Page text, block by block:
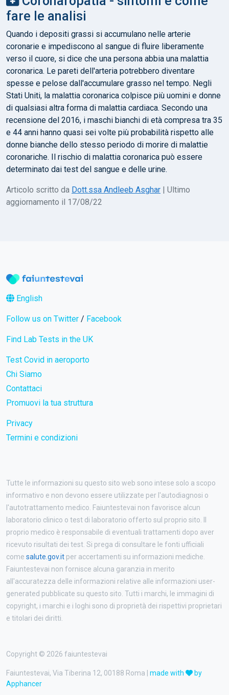
fare le analisi
Quando i depositi grassi si accumulano nelle arterie
coronarie e impediscono al sangue di fluire liberamente
verso il cuore, si dice che una persona abbia una malattia
coronarica. Le pareti dell'arteria potrebbero diventare
spesse e pelose dall'accumulare grasso nel tempo. Negli
Stati Uniti, la malattia coronarica colpisce più uomini e donne
di qualsiasi altra forma di malattia cardiaca. Secondo una
recensione del 2016, i maschi bianchi di età compresa tra 35
e 44 anni hanno quasi sei volte più probabilità rispetto alle
donne bianche dello stesso periodo di morire di malattie
coronariche. Il rischio di malattia coronarica può essere
determinato dai test del sangue e delle urine.
Articolo scritto da Dott.ssa Andleeb Asghar | Ultimo
aggiornamento il 17/08/22
English
Follow us on Twitter / Facebook
Find Lab Tests in the UK
Test Covid in aeroporto
Chi Siamo
Contattaci
Promuovi la tua struttura
Privacy
Termini e condizioni
Tutte le informazioni su questo sito web sono intese solo a scopo
informativo e non devono essere utilizzate per l'autodiagnosi o
l'autotrattamento medico. Faiuntestevai non favorisce alcun
laboratorio clinico o test di laboratorio offerto sul proprio sito. Il
proprio medico è responsabile di eventuali trattamenti dopo aver
ricevuto risultati dei test. Si prega di consultare le fonti ufficiali
come salute.gov.it per accertamenti su informazioni mediche.
Faiuntestevai non fornisce alcuna garanzia in merito
all'accuratezza delle informazioni relative alle informazioni user-
generated pubblicate su questo sito. Tutti i marchi, le immagini di
copyright, i marchi e i loghi sono di proprietà dei rispettivi proprietari
e titolari dei diritti.
Copyright © 2026 faiuntestevai
Faiuntestevai, Via Tiberina 12, 00188 Roma | made with
by
Apphancer